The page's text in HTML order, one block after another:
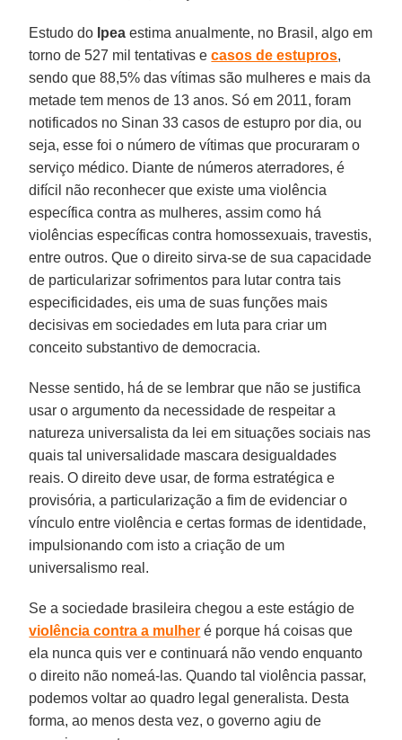
Estudo do Ipea estima anualmente, no Brasil, algo em
torno de 527 mil tentativas ecasos de estupros,
sendo que 88,5% das vítimas são mulheres e mais da
metade tem menos de 13 anos. Só em 2011, foram
notificados no Sinan 33 casos de estupro por dia, ou
seja, esse foi o número de vítimas que procuraram o
serviço médico. Diante de números aterradores, é
difícil não reconhecer que existe uma violência
específica contra as mulheres, assim como há
violências específicas contra homossexuais, travestis,
entre outros. Que o direito sirva-se de sua capacidade
de particularizar sofrimentos para lutar contra tais
especificidades, eis uma de suas funções mais
decisivas em sociedades em luta para criar um
conceito substantivo de democracia.
Nesse sentido, há de se lembrar que não se justifica
usar o argumento da necessidade de respeitar a
natureza universalista da lei em situações sociais nas
quais tal universalidade mascara desigualdades
reais. O direito deve usar, de forma estratégica e
provisória, a particularização a fim de evidenciar o
vínculo entre violência e certas formas de identidade,
impulsionando com isto a criação de um
universalismo real.
Se a sociedade brasileira chegou a este estágio de
violência contra a mulher é porque há coisas que
ela nunca quis ver e continuará não vendo enquanto
o direito não nomeá-las. Quando tal violência passar,
podemos voltar ao quadro legal generalista. Desta
forma, ao menos desta vez, o governo agiu de